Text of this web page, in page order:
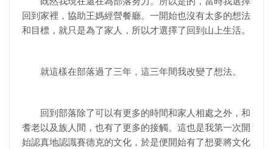
回到家裡，協助王媽經營餐廳。一開始也沒有太多的想法
和目標，就只是為了家人，所以才選擇了回到山上生活。
就這樣在部落過了三年，這三年間我改變了想法。
回到部落除了可以有更多的時間和家人相處之外，和
耆老以及族人間，也有了更多的接觸。這也是我第一次開
始認真地認識賽德克的文化，於是便開始有了想要將文化